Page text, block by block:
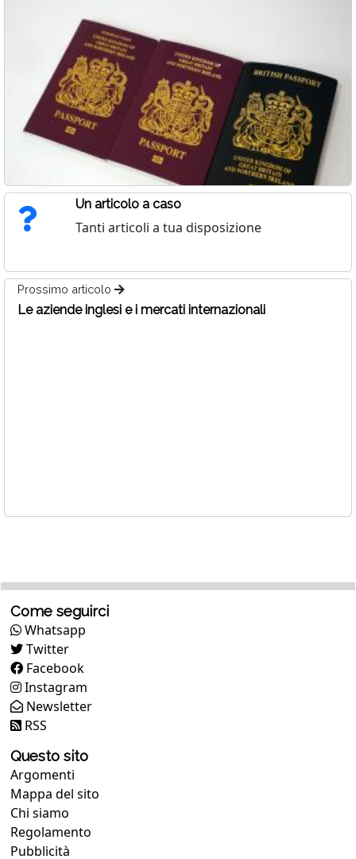
Un articolo a caso
Tanti articoli a tua disposizione
Prossimo articolo
Le aziende inglesi e i mercati internazionali
Come seguirci
Whatsapp
Twitter
Facebook
Instagram
Newsletter
RSS
Questo sito
Argomenti
Mappa del sito
Chi siamo
Regolamento
Pubblicità